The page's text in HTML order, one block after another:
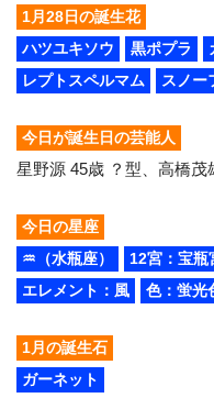
1月28日の誕生花
ハツユキソウ
黒ポプラ
レプトスペルマム
スノー
今日が誕生日の芸能人
星野源 45歳 ？型、高橋茂
今日の星座
♒（水瓶座）
12宮：宝瓶
エレメント：風
色：蛍光
1月の誕生石
ガーネット